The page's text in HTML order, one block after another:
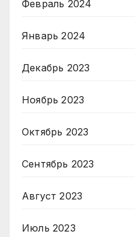
Февраль 2024
Январь 2024
Декабрь 2023
Ноябрь 2023
Октябрь 2023
Сентябрь 2023
Август 2023
Июль 2023